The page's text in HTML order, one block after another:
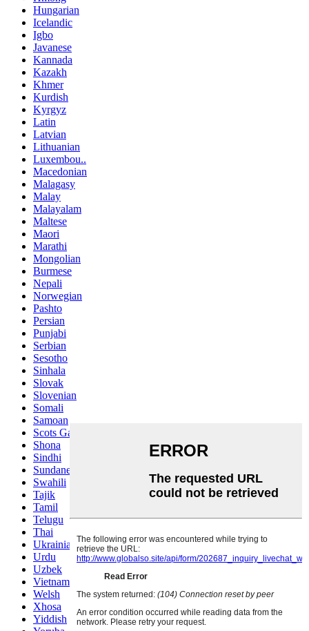
Hungarian
Icelandic
Igbo
Javanese
Kannada
Kazakh
Khmer
Kurdish
Kyrgyz
Latin
Latvian
Lithuanian
Luxembou..
Macedonian
Malagasy
Malay
Malayalam
Maltese
Maori
Marathi
Mongolian
Burmese
Nepali
Norwegian
Pashto
Persian
Punjabi
Serbian
Sesotho
Sinhala
Slovak
Slovenian
Somali
Samoan
Scots Gaelic
Shona
Sindhi
Sundanese
Swahili
Tajik
Tamil
Telugu
Thai
Ukrainian
Urdu
Uzbek
Vietnamese
Welsh
Xhosa
Yiddish